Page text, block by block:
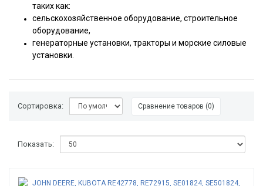
таких как:
сельскохозяйственное оборудование, строительное
оборудование,
генераторные установки, тракторы и морские силовые
установки.
Сортировка:
Показать:
Сравнение товаров (0)